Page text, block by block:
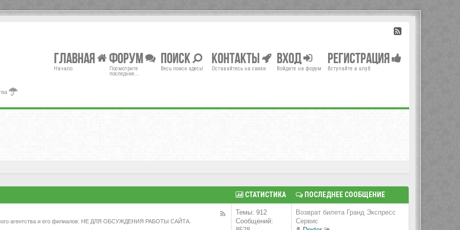
Главная
Начало
Форум
Посмотрите
последние...
Поиск
Весь поиск здесь!
Контакты
Оставайтесь на связи
Вход
Войдите на форум
Регистрация
Вступайте в клуб
СТАТИСТИКА ПОСЛЕДНЕЕ СООБЩЕНИЕ
агентства и его филиалов. НЕ ДЛЯ ОБСУЖДЕНИЯ РАБОТЫ САЙТА.
Темы: 912
Сообщений:
Возврат билета Гранд Экспресс
Сервис